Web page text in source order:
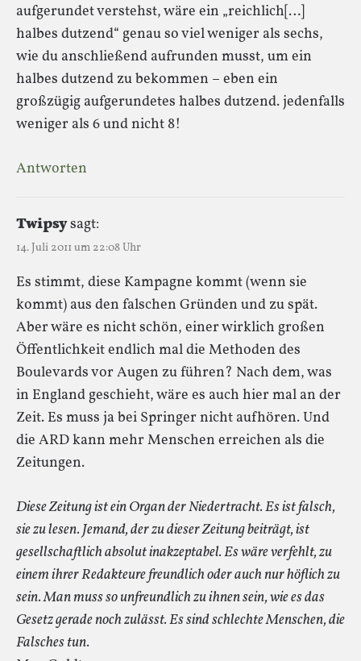
aufgerundet verstehst, wäre ein „reichlich[…]
halbes dutzend“ genau so viel weniger als sechs,
wie du anschließend aufrunden musst, um ein
halbes dutzend zu bekommen – eben ein
großzügig aufgerundetes halbes dutzend. jedenfalls
weniger als 6 und nicht 8!
Antworten
Twipsysagt:
14. Juli 2011 um 22:08 Uhr
Es stimmt, diese Kampagne kommt (wenn sie
kommt) aus den falschen Gründen und zu spät.
Aber wäre es nicht schön, einer wirklich großen
Öffentlichkeit endlich mal die Methoden des
Boulevards vor Augen zu führen? Nach dem, was
in England geschieht, wäre es auch hier mal an der
Zeit. Es muss ja bei Springer nicht aufhören. Und
die ARD kann mehr Menschen erreichen als die
Zeitungen.
Diese Zeitung ist ein Organ der Niedertracht. Es ist falsch,
sie zu lesen. Jemand, der zu dieser Zeitung beiträgt, ist
gesellschaftlich absolut inakzeptabel. Es wäre verfehlt, zu
einem ihrer Redakteure freundlich oder auch nur höflich zu
sein. Man muss so unfreundlich zu ihnen sein, wie es das
Gesetz gerade noch zulässt. Es sind schlechte Menschen, die
Falsches tun.